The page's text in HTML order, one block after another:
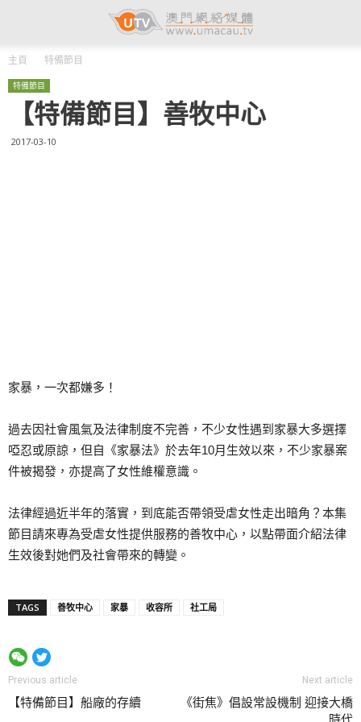
主頁 特備節目
特備節目
【特備節目】善牧中心
2017-03-10
家暴，一次都嫌多！
過去因社會風氣及法律制度不完善，不少女性遇到家暴大多選擇
啞忍或原諒，但自《家暴法》於去年10月生效以來，不少家暴案
件被揭發，亦提高了女性維權意識。
法律經過近半年的落實，到底能否帶領受虐女性走出暗角？本集
節目請來專為受虐女性提供服務的善牧中心，以點帶面介紹法律
生效後對她們及社會帶來的轉變。
TAGS 善牧中心 家暴 收容所 社工局
Previous article
【特備節目】船廠的存續
Next article
《街焦》倡設常設機制 迎接大橋